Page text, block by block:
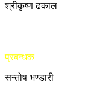
श्रीकृष्ण ढकाल
प्रबन्धक
सन्तोष भण्डारी